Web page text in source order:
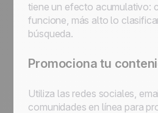
tiene un efecto acumulativo:
funcione, más alto lo
búsqueda.
Promociona tu
Utiliza las redes sociales,
comunidades en línea para